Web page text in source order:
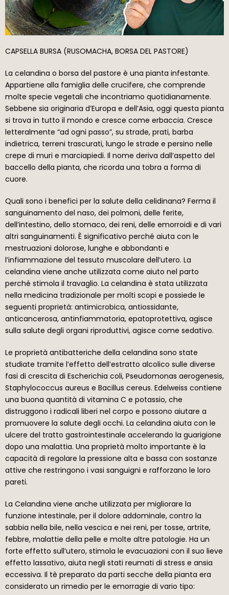
CAPSELLA BURSA (RUSOMACHA, BORSA DEL PASTORE)
La celandina o borsa del pastore è una pianta infestante.
Appartiene alla famiglia delle crucifere, che comprende
molte specie vegetali che incontriamo quotidianamente.
Sebbene sia originaria d’Europa e dell’Asia, oggi questa pianta
si trova in tutto il mondo e cresce come erbaccia. Cresce
letteralmente “ad ogni passo”, su strade, prati, barba
indietrica, terreni trascurati, lungo le strade e persino nelle
crepe di muri e marciapiedi. Il nome deriva dall’aspetto del
baccello della pianta, che ricorda una tobra a forma di
cuore.
Quali sono i benefici per la salute della celidinana? Ferma il
sanguinamento del naso, dei polmoni, delle ferite,
dell’intestino, dello stomaco, dei reni, delle emorroidi e di vari
altri sanguinamenti. È significativo perché aiuta con le
mestruazioni dolorose, lunghe e abbondanti e
l’infiammazione del tessuto muscolare dell’utero. La
celandina viene anche utilizzata come aiuto nel parto
perché stimola il travaglio. La celandina è stata utilizzata
nella medicina tradizionale per molti scopi e possiede le
seguenti proprietà: antimicrobica, antiossidante,
anticancerosa, antinfiammatoria, epatoprotettiva, agisce
sulla salute degli organi riproduttivi, agisce come sedativo.
Le proprietà antibatteriche della celandina sono state
studiate tramite l’effetto dell’estratto alcolico sulle diverse
fasi di crescita di Escherichia coli, Pseudomonas aerogenesis,
Staphylococcus aureus e Bacillus cereus. Edelweiss contiene
una buona quantità di vitamina C e potassio, che
distruggono i radicali liberi nel corpo e possono aiutare a
promuovere la salute degli occhi. La celandina aiuta con le
ulcere del tratto gastrointestinale accelerando la guarigione
dopo una malattia. Una proprietà molto importante è la
capacità di regolare la pressione alta e bassa con sostanze
attive che restringono i vasi sanguigni e rafforzano le loro
pareti.
La Celandina viene anche utilizzata per migliorare la
funzione intestinale, per il dolore addominale, contro la
sabbia nella bile, nella vescica e nei reni, per tosse, artrite,
febbre, malattie della pelle e molte altre patologie. Ha un
forte effetto sull’utero, stimola le evacuazioni con il suo lieve
effetto lassativo, aiuta negli stati reumati di stress e ansia
eccessiva. Il tè preparato da parti secche della pianta era
considerato un rimedio per le emorragie di vario tipo: